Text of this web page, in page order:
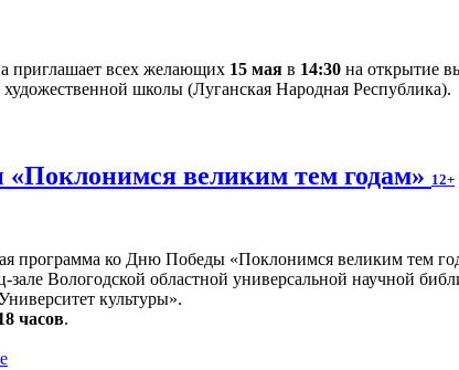
приглашает всех желающих 15 мая в 14:30 на открытие
школы (Луганская Народная Республика).
великим тем годам» 12+
программа ко Дню Победы «Поклонимся великим тем
зале Вологодской областной универсальной научной
культуры».
часов.